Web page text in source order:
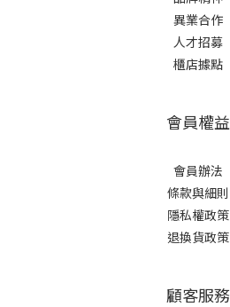
異業合作
人才招募
櫃店據點
會員權益
會員辦法
條款與細則
隱私權政策
退換貨政策
顧客服務